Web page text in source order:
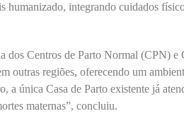
humanizado, integrando cuidados
dos Centros de Parto Normal (CPN) e
outras regiões, oferecendo um
a única Casa de Parto existente já
maternas”, concluiu.